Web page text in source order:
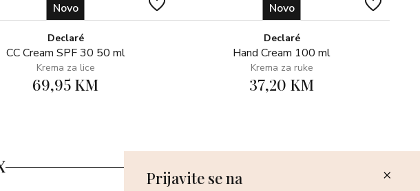
Novo
Declaré
CC Cream SPF 30 50 ml
Krema za lice
69,95 KM
Novo
Declaré
Hand Cream 100 ml
Krema za ruke
37,20 KM
Poslovnice
Prijavite se na